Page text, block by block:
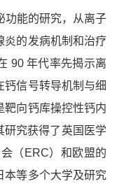
功能的研究，从离子
炎的发病机制和治疗
90 年代率先揭示离
钙信号转导机制与细
靶向钙库操控性钙内
研究获得了英国医学
（ERC）和欧盟的
本等多个大学及研究